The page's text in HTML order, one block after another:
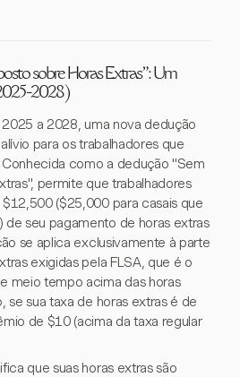
sobre Horas Extras": Um
2028)
2025 a 2028, uma nova dedução
para os trabalhadores que
como a dedução "Sem
permite que trabalhadores
($25,000 para casais que
de seu pagamento de horas extras
se aplica exclusivamente à parte
exigidas pela FLSA, que é o
meio tempo acima das horas
se sua taxa de horas extras é de
de $10 (acima da taxa regular
que suas horas extras são